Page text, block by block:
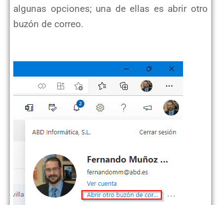
algunas opciones; una de ellas es abrir otro
buzón de correo.